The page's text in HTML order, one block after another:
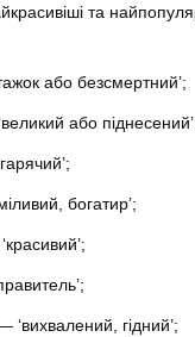
та
або безсмертний’;
або
богатир’;
гідний’;